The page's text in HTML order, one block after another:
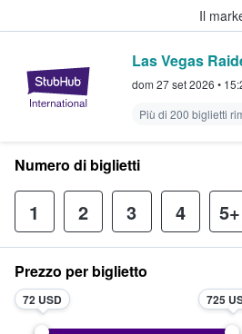
Il
StubHub -
Las Vegas
dom 27 set 2026 •
Più di 200 biglietti
Numero di biglietti
1 2 3 4 5+
Prezzo per biglietto
72 USD 725